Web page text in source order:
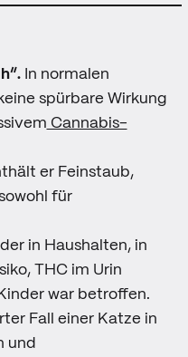
In normalen
spürbare Wirkung
Cannabis-
er Feinstaub,
für
in Haushalten, in
THC im Urin
war betroffen.
Fall einer Katze in
und